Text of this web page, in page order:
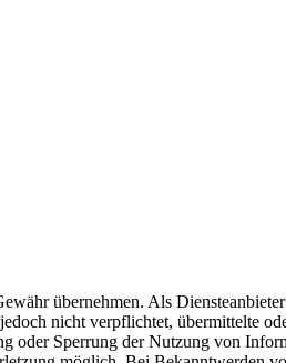
übernehmen. Als
nicht verpflichtet, übermittelte
oder Sperrung der Nutzung von